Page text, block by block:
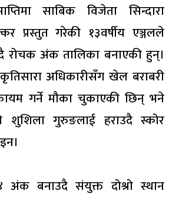
साबिक विजेता सिन्दारा
प्रस्तुत गरेकी १३वर्षीय एञ्जलले
अंक तालिका बनाएकी हुन्।
अधिकारीसँग खेल बराबरी
गर्ने मौका चुकाएकी छिन् भने
शुशिला गुरुङलाई हराउदै स्कोर
४ अंक बनाउदै संयुक्त दोश्रो स्थान